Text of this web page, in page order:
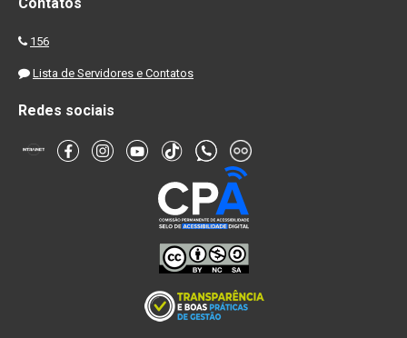
156
Lista de Servidores e Contatos
Redes sociais